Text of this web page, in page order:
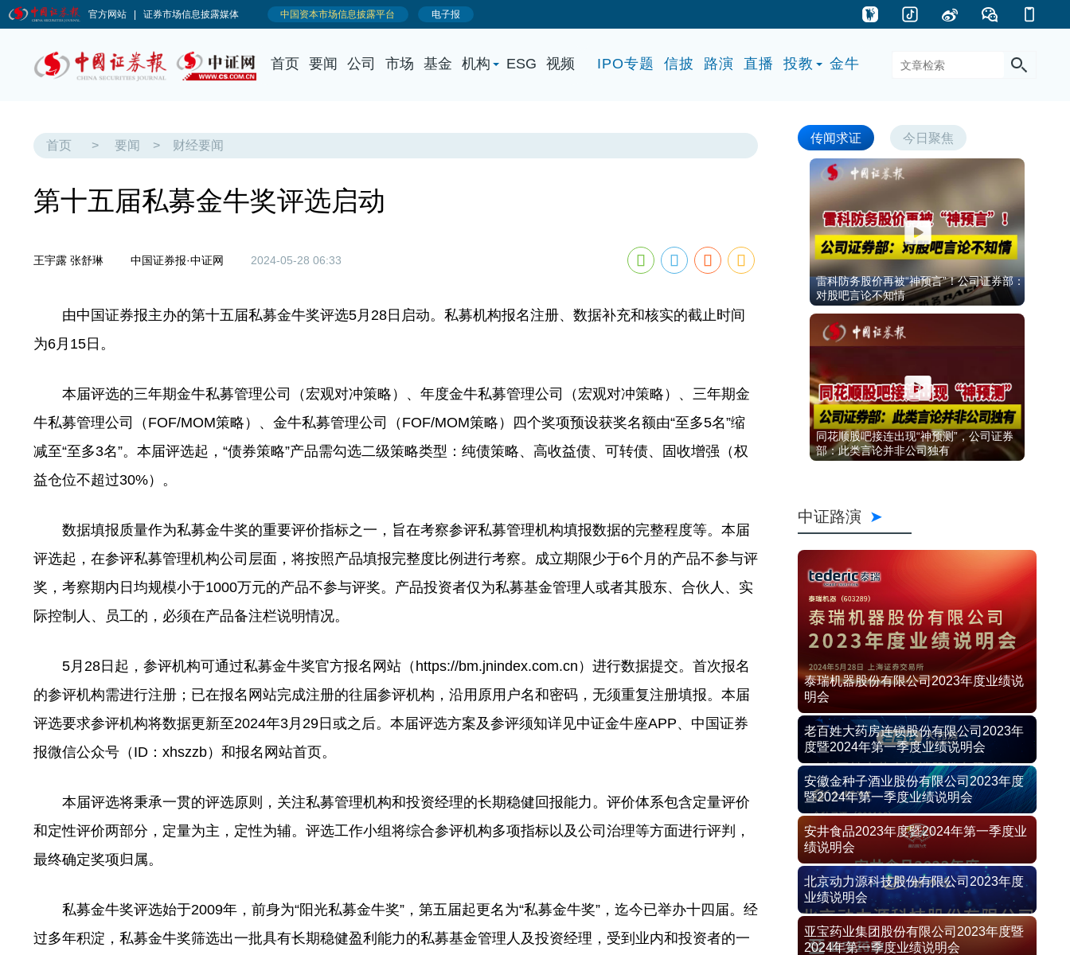
首页 要闻 公司 市场 基金 机构 ESG 视频 IPO专题 信披 路演 直播 投教 金牛
首页 > 要闻 > 财经要闻
第十五届私募金牛奖评选启动
王宇露 张舒琳 中国证券报·中证网 2024-05-28 06:33
由中国证券报主办的第十五届私募金牛奖评选5月28日启动。私募机构报名注册、数据补充和核实的截止时间
为6月15日。
本届评选的三年期金牛私募管理公司（宏观对冲策略）、年度金牛私募管理公司（宏观对冲策略）、三年期金
牛私募管理公司（FOF/MOM策略）、金牛私募管理公司（FOF/MOM策略）四个奖项预设获奖名额由“至多5名”缩
减至“至多3名”。本届评选起，“债券策略”产品需勾选二级策略类型：纯债策略、高收益债、可转债、固收增强（权
益仓位不超过30%）。
数据填报质量作为私募金牛奖的重要评价指标之一，旨在考察参评私募管理机构填报数据的完整程度等。本届
评选起，在参评私募管理机构公司层面，将按照产品填报完整度比例进行考察。成立期限少于6个月的产品不参与评
奖，考察期内日均规模小于1000万元的产品不参与评奖。产品投资者仅为私募基金管理人或者其股东、合伙人、实
际控制人、员工的，必须在产品备注栏说明情况。
5月28日起，参评机构可通过私募金牛奖官方报名网站（https://bm.jnindex.com.cn）进行数据提交。首次报名
的参评机构需进行注册；已在报名网站完成注册的往届参评机构，沿用原用户名和密码，无须重复注册填报。本届
评选要求参评机构将数据更新至2024年3月29日或之后。本届评选方案及参评须知详见中证金牛座APP、中国证券
报微信公众号（ID：xhszzb）和报名网站首页。
本届评选将秉承一贯的评选原则，关注私募管理机构和投资经理的长期稳健回报能力。评价体系包含定量评价
和定性评价两部分，定量为主，定性为辅。评选工作小组将综合参评机构多项指标以及公司治理等方面进行评判，
最终确定奖项归属。
私募金牛奖评选始于2009年，前身为“阳光私募金牛奖”，第五届起更名为“私募金牛奖”，迄今已举办十四届。经
过多年积淀，私募金牛奖筛选出一批具有长期稳健盈利能力的私募基金管理人及投资经理，受到业内和投资者的一
传闻求证 今日聚焦
雷科防务股价再被“神预言”！公司证券部：
对股吧言论不知情
同花顺股吧接连出现“神预测”，公司证券
部：此类言论并非公司独有
中证路演
泰瑞机器股份有限公司2023年度业绩说
明会
老百姓大药房连锁股份有限公司2023年
度暨2024年第一季度业绩说明会
安徽金种子酒业股份有限公司2023年度
暨2024年第一季度业绩说明会
安井食品2023年度暨2024年第一季度业
绩说明会
北京动力源科技股份有限公司2023年度
业绩说明会
亚宝药业集团股份有限公司2023年度暨
2024年第一季度业绩说明会